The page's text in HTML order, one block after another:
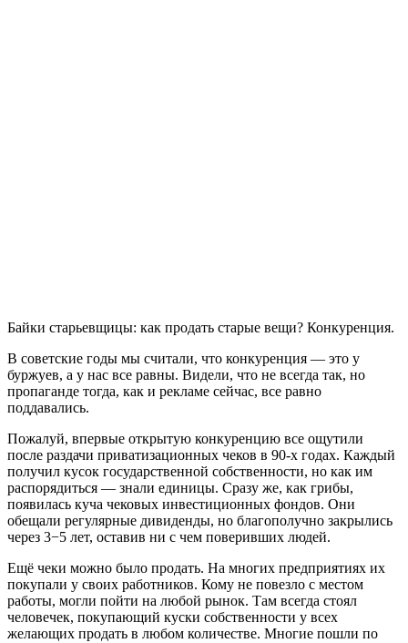
Байки старьевщицы: как продать старые вещи? Конкуренция.
В советские годы мы считали, что конкуренция — это у
буржуев, а у нас все равны. Видели, что не всегда так, но
пропаганде тогда, как и рекламе сейчас, все равно
поддавались.
Пожалуй, впервые открытую конкуренцию все ощутили
после раздачи приватизационных чеков в 90-х годах. Каждый
получил кусок государственной собственности, но как им
распорядиться — знали единицы. Сразу же, как грибы,
появилась куча чековых инвестиционных фондов. Они
обещали регулярные дивиденды, но благополучно закрылись
через 3−5 лет, оставив ни с чем поверивших людей.
Ещё чеки можно было продать. На многих предприятиях их
покупали у своих работников. Кому не повезло с местом
работы, могли пойти на любой рынок. Там всегда стоял
человечек, покупающий куски собственности у всех
желающих продать в любом количестве. Многие пошли по